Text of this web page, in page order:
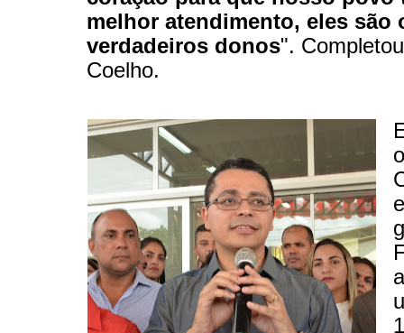
melhor atendimento, eles são
verdadeiros donos".
Coelho.